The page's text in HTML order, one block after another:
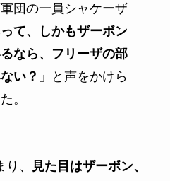
団の一員シャケーザ
って、しかもザーボン
なら、フリーザの部
い？」
と声をかけら
。
、
見た目はザーボン、